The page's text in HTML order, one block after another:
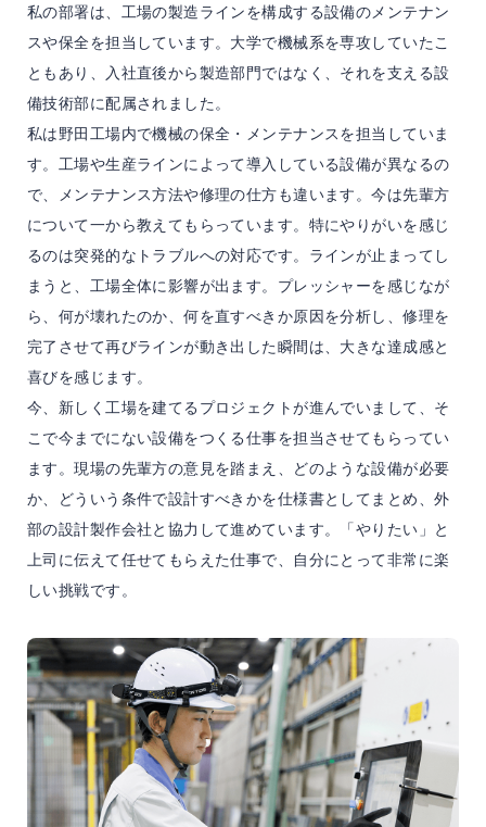
私の部署は、工場の製造ラインを構成する設備のメンテナン
スや保全を担当しています。大学で機械系を専攻していたこ
ともあり、入社直後から製造部門ではなく、それを支える設
備技術部に配属されました。
私は野田工場内で機械の保全・メンテナンスを担当していま
す。工場や生産ラインによって導入している設備が異なるの
で、メンテナンス方法や修理の仕方も違います。今は先輩方
について一から教えてもらっています。特にやりがいを感じ
るのは突発的なトラブルへの対応です。ラインが止まってし
まうと、工場全体に影響が出ます。プレッシャーを感じなが
ら、何が壊れたのか、何を直すべきか原因を分析し、修理を
完了させて再びラインが動き出した瞬間は、大きな達成感と
喜びを感じます。
今、新しく工場を建てるプロジェクトが進んでいまして、そ
こで今までにない設備をつくる仕事を担当させてもらってい
ます。現場の先輩方の意見を踏まえ、どのような設備が必要
か、どういう条件で設計すべきかを仕様書としてまとめ、外
部の設計製作会社と協力して進めています。「やりたい」と
上司に伝えて任せてもらえた仕事で、自分にとって非常に楽
しい挑戦です。